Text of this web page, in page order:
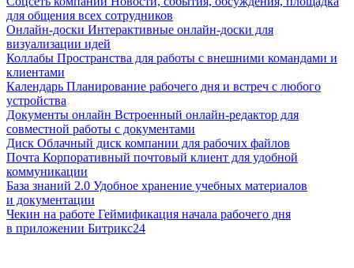
для общения всех сотрудников
Онлайн-доски Интерактивные онлайн-доски для
визуализации идей
Коллабы Пространства для работы с внешними командами и
клиентами
Календарь Планирование рабочего дня и встреч с любого
устройства
Документы онлайн Встроенный онлайн-редактор для
совместной работы с документами
Диск Облачный диск компании для рабочих файлов
Почта Корпоративный почтовый клиент для удобной
коммуникации
База знаний 2.0 Удобное хранение учебных материалов
и документации
Чекин на работе Геймификация начала рабочего дня
в приложении Битрикс24